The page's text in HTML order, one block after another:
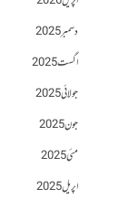
دسمبر 2025
اگست 2025
جولائی 2025
جون 2025
مئی 2025
اپریل 2025